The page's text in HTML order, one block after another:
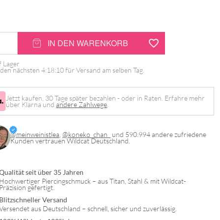
IN DEN WARENKORB
Lager
nächsten 4:18:09für Versand am selben Tag.
Jetzt kaufen, 30 Tage später bezahlen - oder in Raten. Erfahre mehr
über Klarna undandere Zahlwege
@meinweinistlea @koneko_chan_ und 590.994 andere zufriedene
Kunden vertrauen Wildcat Deutschland.
seit über 35 Jahren
Hochwertiger Piercingschmuck – aus Titan, Stahl & mit Wildcat-
Präzision gefertigt.
Blitzschneller Versand
aus Deutschland – schnell, sicher und zuverlässig.